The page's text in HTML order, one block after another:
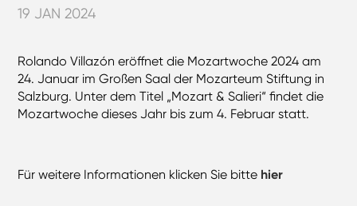
19 JAN 2024
Rolando Villazón eröffnet die Mozartwoche 2024 am
24. Januar im Großen Saal der Mozarteum Stiftung in
Salzburg. Unter dem Titel „Mozart & Salieri“ findet die
Mozartwoche dieses Jahr bis zum 4. Februar statt.
Für weitere Informationen klicken Sie bitte hier